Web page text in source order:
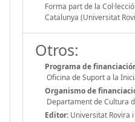
Forma part de la
Catalunya (Universitat
Otros:
Programa de
Oficina de Suport a la
Organismo de
Departament de Cultura
Editor: Universitat Rovira